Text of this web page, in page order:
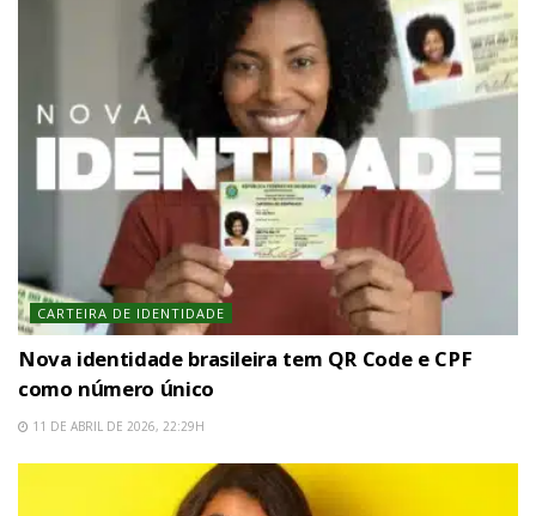
CARTEIRA DE IDENTIDADE
Nova identidade brasileira tem QR Code e CPF
como número único
11 DE ABRIL DE 2026, 22:29H